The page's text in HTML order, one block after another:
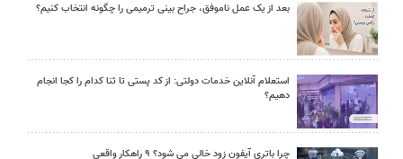
بعد از یک عمل ناموفق، جراح بینی ترمیمی را چگونه انتخاب کنیم؟
استعلام آنلاین خدمات دولتی: از کد پستی تا ثنا کدام را کجا انجام
دهیم؟
چرا باتری آیفون زود خالی می شود؟ ۹ راهکار واقعی